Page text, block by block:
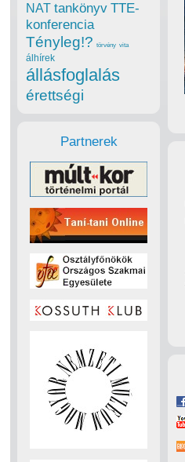
NAT tankönyv TTE-
konferencia
Tényleg!? törvény vita
álhírek
állásfoglalás
érettségi
Partnerek